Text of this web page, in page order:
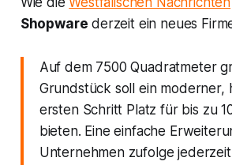
Shopware derzeit ein neues
Auf dem 7500 Quadratmeter
Grundstück soll ein moderner,
ersten Schritt Platz für bis zu
bieten. Eine einfache
Unternehmen zufolge